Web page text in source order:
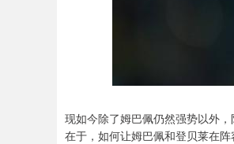
现如今除了姆巴佩仍然强势以外
在于，如何让姆巴佩和登贝莱在